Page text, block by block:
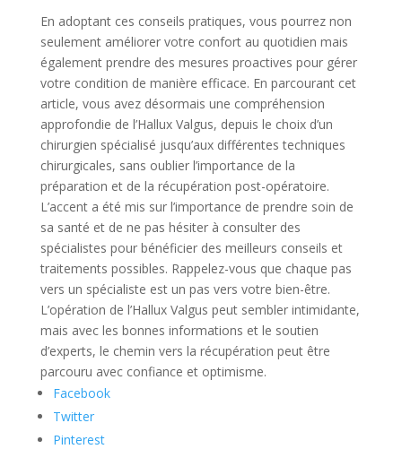
En adoptant ces conseils pratiques, vous pourrez non
seulement améliorer votre confort au quotidien mais
également prendre des mesures proactives pour gérer
votre condition de manière efficace. En parcourant cet
article, vous avez désormais une compréhension
approfondie de l’Hallux Valgus, depuis le choix d’un
chirurgien spécialisé jusqu’aux différentes techniques
chirurgicales, sans oublier l’importance de la
préparation et de la récupération post-opératoire.
L’accent a été mis sur l’importance de prendre soin de
sa santé et de ne pas hésiter à consulter des
spécialistes pour bénéficier des meilleurs conseils et
traitements possibles. Rappelez-vous que chaque pas
vers un spécialiste est un pas vers votre bien-être.
L’opération de l’Hallux Valgus peut sembler intimidante,
mais avec les bonnes informations et le soutien
d’experts, le chemin vers la récupération peut être
parcouru avec confiance et optimisme.
Facebook
Twitter
Pinterest